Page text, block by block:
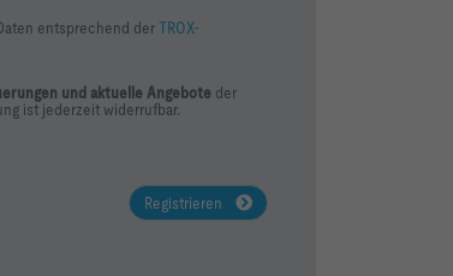
entsprechend derTROX-
und aktuelle Angeboteder
ist jederzeit widerrufbar.
Registrieren